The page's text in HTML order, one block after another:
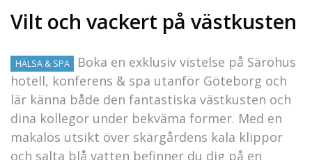
Vilt och vackert på västkusten
HÄLSA & SPA
Boka en exklusiv vistelse på Säröhus
hotell, konferens & spa utanför Göteborg och
lär känna både den fantastiska västkusten och
dina kollegor under bekväma former. Med en
makalös utsikt över skärgårdens kala klippor
och salta blå vatten befinner du dig på en